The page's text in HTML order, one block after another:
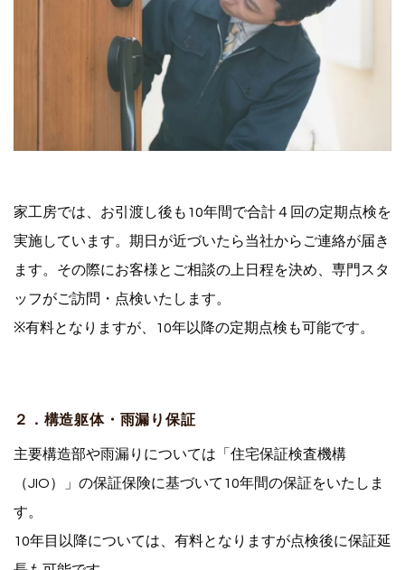
家工房では、お引渡し後も10年間で合計４回の定期点検を
実施しています。期日が近づいたら当社からご連絡が届き
ます。その際にお客様とご相談の上日程を決め、専門スタ
ッフがご訪問・点検いたします。
※有料となりますが、10年以降の定期点検も可能です。
２．構造躯体・雨漏り保証
主要構造部や雨漏りについては「住宅保証検査機構
（JIO）」の保証保険に基づいて10年間の保証をいたしま
す。
10年目以降については、有料となりますが点検後に保証延